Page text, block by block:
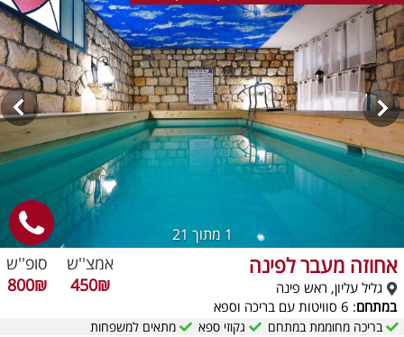
1 מתוך 21
אחוזה מעבר לפינה
גליל עליון, ראש פינה
במתחם: 6 סוויטות עם בריכה וספא
אמצ''ש
450₪
סופ''ש
800₪
בריכה מחוממת במתחם גקוזי ספא מתאים למשפחות